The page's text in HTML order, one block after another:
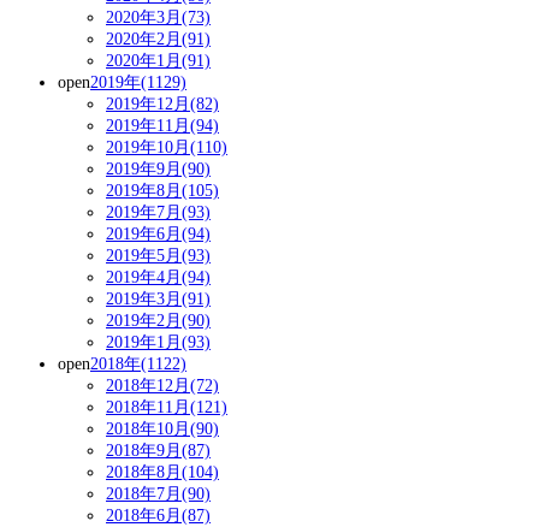
2020年3月(73)
2020年2月(91)
2020年1月(91)
open2019年(1129)
2019年12月(82)
2019年11月(94)
2019年10月(110)
2019年9月(90)
2019年8月(105)
2019年7月(93)
2019年6月(94)
2019年5月(93)
2019年4月(94)
2019年3月(91)
2019年2月(90)
2019年1月(93)
open2018年(1122)
2018年12月(72)
2018年11月(121)
2018年10月(90)
2018年9月(87)
2018年8月(104)
2018年7月(90)
2018年6月(87)